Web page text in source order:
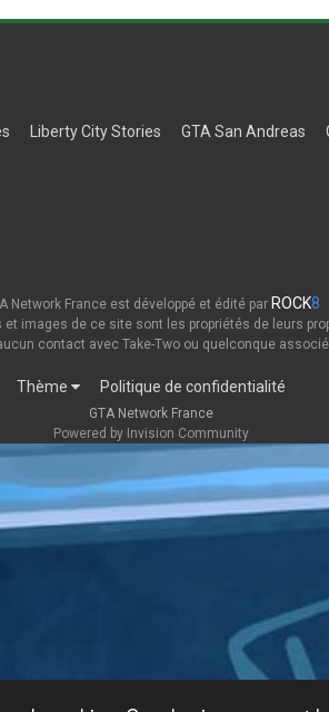
Liberty City Stories GTA San Andreas
Network France est développé et édité par ROCK8
et images de ce site sont les propriétés de leurs
contact avec Take-Two ou quelconque associé
Thème Politique de confidentialité
GTA Network France
Powered by Invision Community